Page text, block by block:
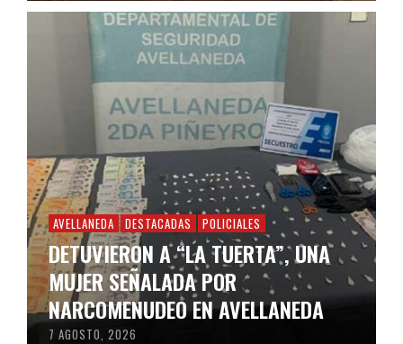
AVELLANEDA DESTACADAS POLICIALES
DETUVIERON A “LA TUERTA”, UNA
MUJER SEÑALADA POR
NARCOMENUDEO EN AVELLANEDA
7 AGOSTO, 2026